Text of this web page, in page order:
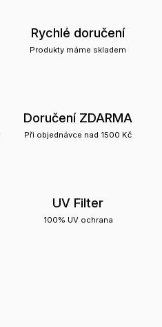
Rychlé doručení
Produkty máme skladem
Doručení ZDARMA
Při objednávce nad 1500 Kč
UV Filter
100% UV ochrana